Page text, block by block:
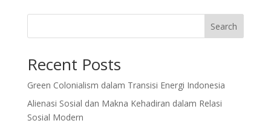
Search
Recent Posts
Green Colonialism dalam Transisi Energi Indonesia
Alienasi Sosial dan Makna Kehadiran dalam Relasi
Sosial Modern